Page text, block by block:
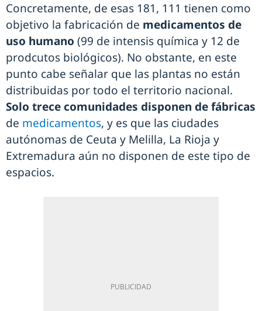
Concretamente, de esas 181, 111 tienen como
objetivo la fabricación de medicamentos de
uso humano (99 de intensis química y 12 de
prodcutos biológicos). No obstante, en este
punto cabe señalar que las plantas no están
distribuidas por todo el territorio nacional.
Solo trece comunidades disponen de fábricas
de medicamentos, y es que las ciudades
autónomas de Ceuta y Melilla, La Rioja y
Extremadura aún no disponen de este tipo de
espacios.